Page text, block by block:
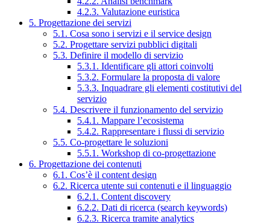
4.2.3. Valutazione euristica
5. Progettazione dei servizi
5.1. Cosa sono i servizi e il service design
5.2. Progettare servizi pubblici digitali
5.3. Definire il modello di servizio
5.3.1. Identificare gli attori coinvolti
5.3.2. Formulare la proposta di valore
5.3.3. Inquadrare gli elementi costitutivi del
servizio
5.4. Descrivere il funzionamento del servizio
5.4.1. Mappare l’ecosistema
5.4.2. Rappresentare i flussi di servizio
5.5. Co-progettare le soluzioni
5.5.1. Workshop di co-progettazione
6. Progettazione dei contenuti
6.1. Cos’è il content design
6.2. Ricerca utente sui contenuti e il linguaggio
6.2.1. Content discovery
6.2.2. Dati di ricerca (search keywords)
6.2.3. Ricerca tramite analytics